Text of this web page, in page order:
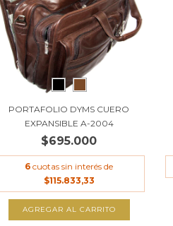
PORTAFOLIO DYMS CUERO
EXPANSIBLE A-2004
$695.000
6 cuotas sin interés de
$115.833,33
AGREGAR AL CARRITO